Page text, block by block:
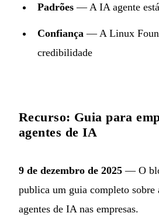
Padrões — A IA agente
Confiança — A Linux
credibilidade
Recurso: Guia para
agentes de IA
9 de dezembro de 2025 — O
publica um guia completo sobre
agentes de IA nas empresas.